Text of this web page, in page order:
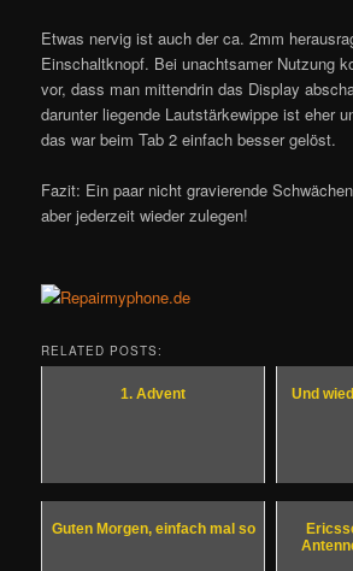
Etwas nervig ist auch der ca. 2mm
Einschaltknopf. Bei unachtsamer Nutzung
vor, dass man mittendrin das Display
darunter liegende Lautstärkewippe ist eher
das war beim Tab 2 einfach besser gelöst.
Fazit: Ein paar nicht gravierende
aber jederzeit wieder zulegen!
RELATED POSTS:
1. Advent Und
Guten Morgen, einfach mal so